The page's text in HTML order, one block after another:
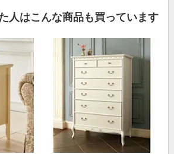
人はこんな商品も買っています